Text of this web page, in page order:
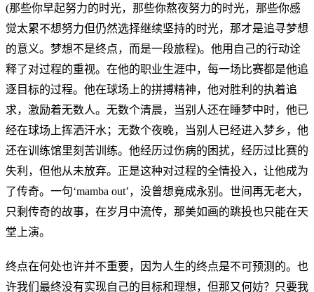
(那些你早起努力的时光，那些你熬夜努力的时光，那些你感
觉太累不想努力但仍然选择继续坚持的时光，那才是追寻梦想
的意义。梦想不是终点，而是一段旅程)。他用自己的行动诠
释了对过程的重视。在他的职业生涯中，每一场比赛都是他追
逐目标的过程。他在球场上的拼搏精神，他对胜利的执着追
求，激励着无数人。无数个清晨，当别人还在睡梦中时，他已
经在球场上挥洒汗水；无数个夜晚，当别人已经进入梦乡，他
还在训练馆里刻苦训练。他经历过伤病的困扰，经历过比赛的
失利，但他从未放弃。正是这种对过程的全情投入，让他成为
了传奇。一句‘mamba out’，没曾想竟成永别。世间再无老大，
只剩传奇的故事，在岁月中流传，那美如画的跳投也只能在天
堂上演。
终点在何处也许并不重要，因为人生的终点是不可预测的。也
许我们最终没有实现自己的目标和理想，但那又何妨？只要我